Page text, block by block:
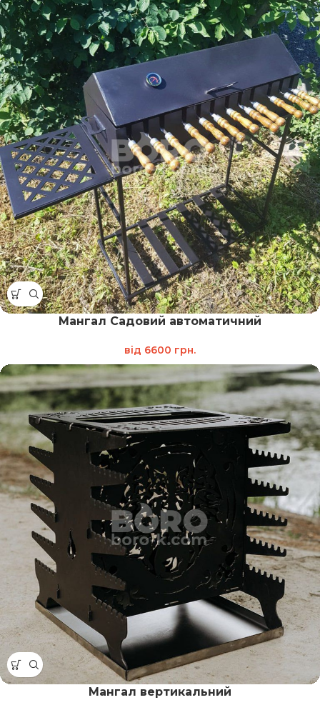
Мангал Садовий автоматичний
від 6600 грн.
Мангал вертикальний